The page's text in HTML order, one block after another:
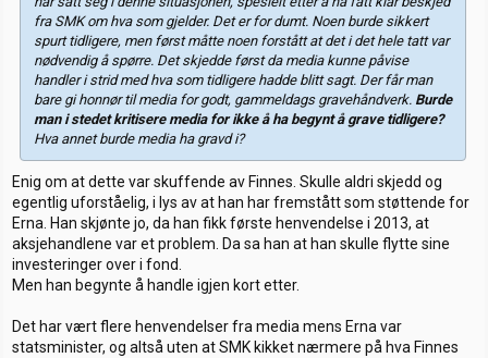
fra SMK om hva som gjelder. Det er for dumt. Noen burde sikkert
spurt tidligere, men først måtte noen forstått at det i det hele tatt var
nødvendig å spørre. Det skjedde først da media kunne påvise
handler i strid med hva som tidligere hadde blitt sagt. Der får man
bare gi honnør til media for godt, gammeldags gravehåndverk. Burde
man i stedet kritisere media for ikke å ha begynt å grave tidligere?
Hva annet burde media ha gravd i?
Enig om at dette var skuffende av Finnes. Skulle aldri skjedd og
egentlig uforståelig, i lys av at han har fremstått som støttende for
Erna. Han skjønte jo, da han fikk første henvendelse i 2013, at
aksjehandlene var et problem. Da sa han at han skulle flytte sine
investeringer over i fond.
Men han begynte å handle igjen kort etter.
Det har vært flere henvendelser fra media mens Erna var
statsminister, og altså uten at SMK kikket nærmere på hva Finnes